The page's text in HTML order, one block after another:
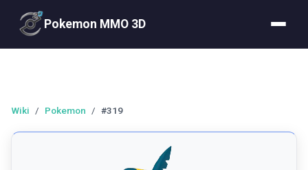
Pokemon MMO 3D
Wiki / Pokemon / #319